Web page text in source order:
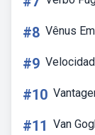
#8 Vênus
#9
#10
#11 Van